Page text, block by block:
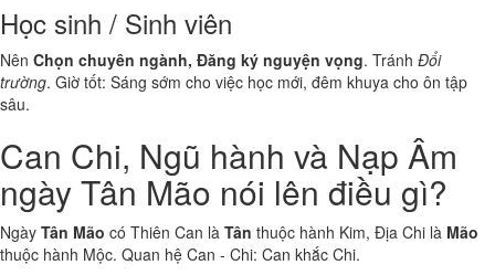
Học sinh / Sinh viên
Nên Chọn chuyên ngành, Đăng ký nguyện vọng. Tránh Đổi
trường. Giờ tốt: Sáng sớm cho việc học mới, đêm khuya cho ôn tập
sâu.
Can Chi, Ngũ hành và Nạp Âm
ngày Tân Mão nói lên điều gì?
Ngày Tân Mão có Thiên Can là Tân thuộc hành Kim, Địa Chi là Mão
thuộc hành Mộc. Quan hệ Can - Chi: Can khắc Chi.